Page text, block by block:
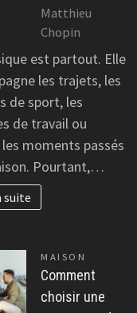
Matthieu
Chopin
est partout. Elle
les trajets, les
de sport, les
de travail ou
moments passés
Pourtant,…
suite
MAISON
Comment
choisir une